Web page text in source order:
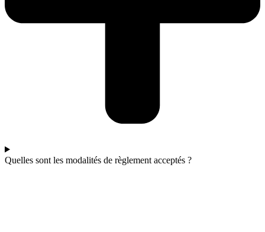
Quelles sont les modalités de règlement acceptés ?